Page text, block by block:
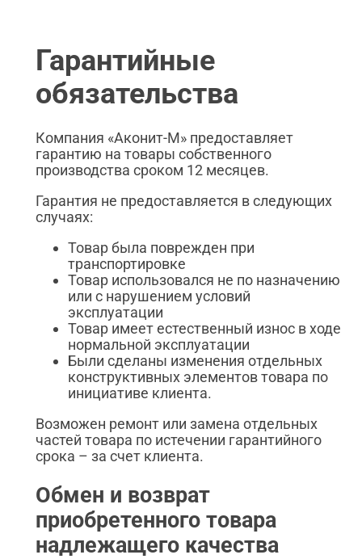
Гарантийные
обязательства
Компания «Аконит-М» предоставляет
гарантию на товары собственного
производства сроком 12 месяцев.
Гарантия не предоставляется в следующих
случаях:
Товар была поврежден при
транспортировке
Товар использовался не по назначению
или с нарушением условий
эксплуатации
Товар имеет естественный износ в ходе
нормальной эксплуатации
Были сделаны изменения отдельных
конструктивных элементов товара по
инициативе клиента.
Возможен ремонт или замена отдельных
частей товара по истечении гарантийного
срока – за счет клиента.
Обмен и возврат
приобретенного товара
надлежащего качества